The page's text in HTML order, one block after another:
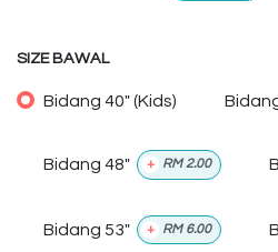
SIZE BAWAL
Bidang 40" (Kids)
Bidang 48" + RM2.00
Bidang 53" + RM 6.00